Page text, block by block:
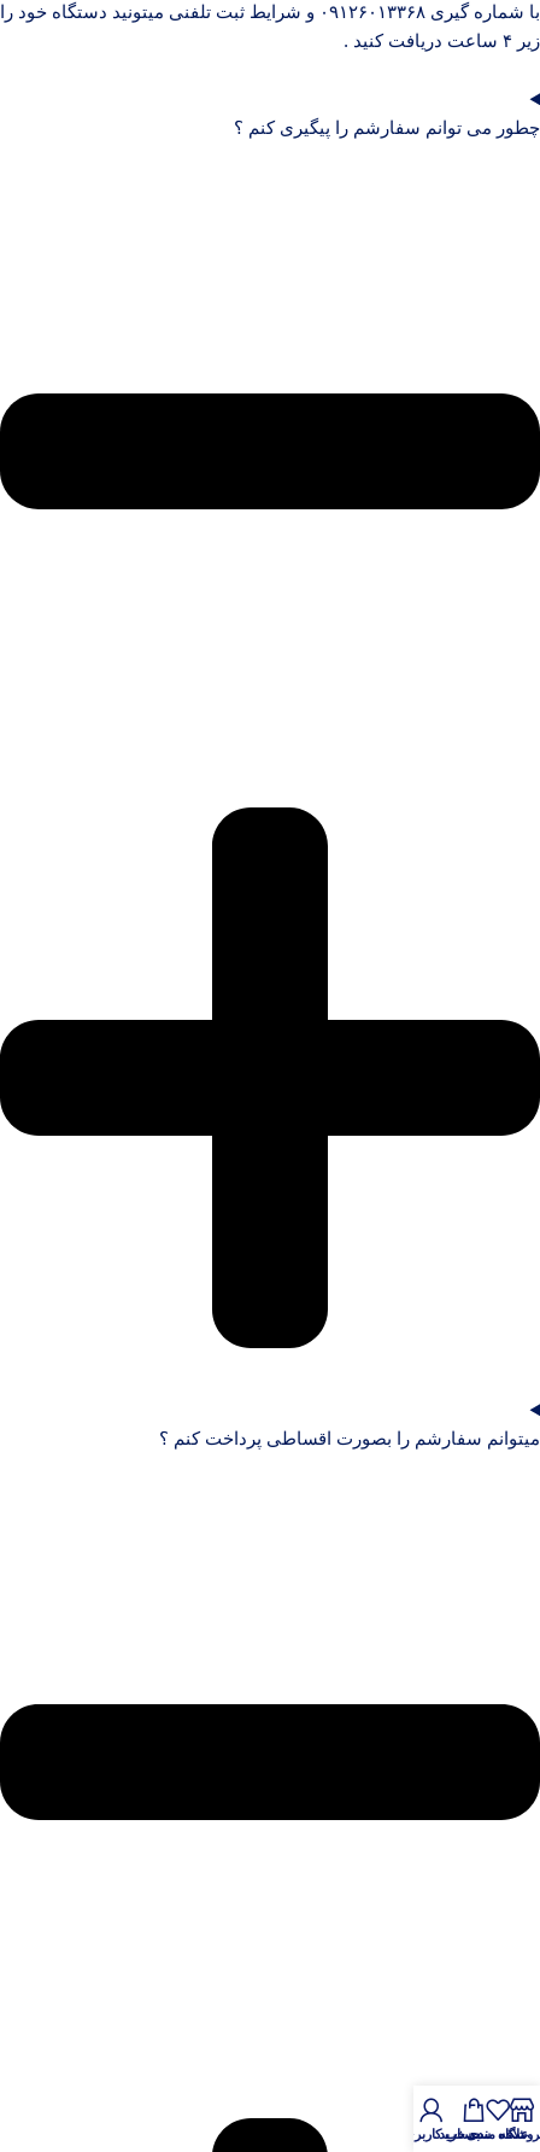
با شماره گیری ۰۹۱۲۶۰۱۳۳۶۸ و شرایط ثبت تلفنی میتونید دستگاه خود را
زیر ۴ ساعت دریافت کنید .
چطور می توانم سفارشم را پیگیری کنم ؟
میتوانم سفارشم را بصورت اقساطی پرداخت کنم ؟
علاقه مندیسبد خرید
حساب کاربری من